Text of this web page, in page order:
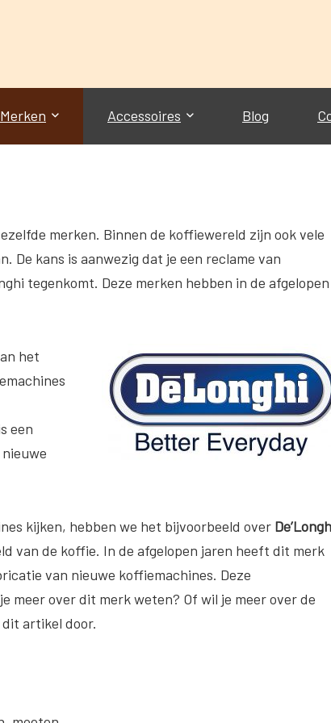
Merken Accessoires Blog
merken. Binnen de koffiewereld zijn ook vele
De kans is aanwezig dat je een reclame van
tegenkomt. Deze merken hebben in de afgelopen
het
een
kijken, hebben we het bijvoorbeeld over
van de koffie. In de afgelopen jaren heeft dit merk
van nieuwe koffiemachines. Deze
meer over dit merk weten? Of wil je meer over de
dit artikel door.